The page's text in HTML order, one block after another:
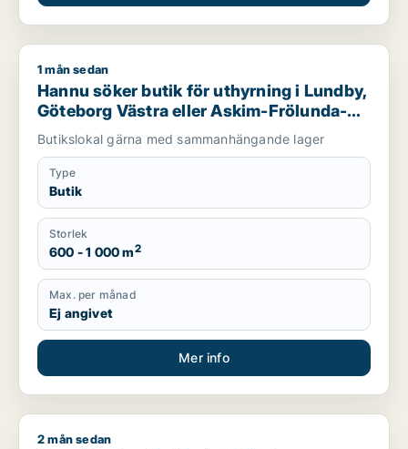
Hannu söker butik för uthyrning i Lundby, Göteborg Västra
1 mån sedan
Hannu söker butik för uthyrning i Lundby,
Göteborg Västra eller Askim-Frölunda-
Högsbo m.fl.
Butikslokal gärna med sammanhängande lager
Type
Butik
Storlek
600 - 1 000 m2
Max. per månad
Ej angivet
Mer info
Jag söker butik till salu i Göteborg
2 mån sedan